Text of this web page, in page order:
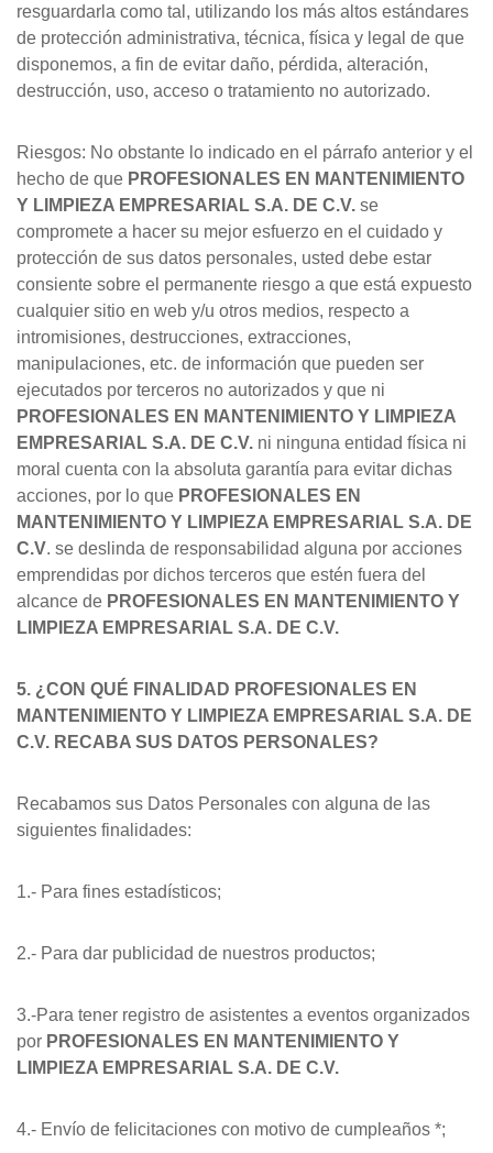
resguardarla como tal, utilizando los más altos estándares
de protección administrativa, técnica, física y legal de que
disponemos, a fin de evitar daño, pérdida, alteración,
destrucción, uso, acceso o tratamiento no autorizado.
Riesgos: No obstante lo indicado en el párrafo anterior y el
hecho de que PROFESIONALES EN MANTENIMIENTO
Y LIMPIEZA EMPRESARIAL S.A. DE C.V. se
compromete a hacer su mejor esfuerzo en el cuidado y
protección de sus datos personales, usted debe estar
consiente sobre el permanente riesgo a que está expuesto
cualquier sitio en web y/u otros medios, respecto a
intromisiones, destrucciones, extracciones,
manipulaciones, etc. de información que pueden ser
ejecutados por terceros no autorizados y que ni
PROFESIONALES EN MANTENIMIENTO Y LIMPIEZA
EMPRESARIAL S.A. DE C.V. ni ninguna entidad física ni
moral cuenta con la absoluta garantía para evitar dichas
acciones, por lo que PROFESIONALES EN
MANTENIMIENTO Y LIMPIEZA EMPRESARIAL S.A. DE
C.V. se deslinda de responsabilidad alguna por acciones
emprendidas por dichos terceros que estén fuera del
alcance de PROFESIONALES EN MANTENIMIENTO Y
LIMPIEZA EMPRESARIAL S.A. DE C.V.
5. ¿CON QUÉ FINALIDAD PROFESIONALES EN
MANTENIMIENTO Y LIMPIEZA EMPRESARIAL S.A. DE
C.V. RECABA SUS DATOS PERSONALES?
Recabamos sus Datos Personales con alguna de las
siguientes finalidades:
1.- Para fines estadísticos;
2.- Para dar publicidad de nuestros productos;
3.-Para tener registro de asistentes a eventos organizados
por PROFESIONALES EN MANTENIMIENTO Y
LIMPIEZA EMPRESARIAL S.A. DE C.V.
4.- Envío de felicitaciones con motivo de cumpleaños *;